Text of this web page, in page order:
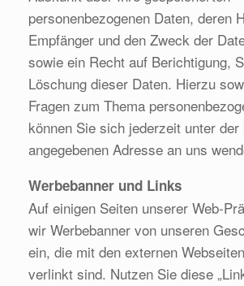
personenbezogenen Daten, deren
Empfänger und den Zweck der
sowie ein Recht auf Berichtigung,
Löschung dieser Daten. Hierzu
Fragen zum Thema
können Sie sich jederzeit unter
angegebenen Adresse an uns
Werbebanner und Links
Auf einigen Seiten unserer Web-
wir Werbebanner von unseren
ein, die mit den externen
verlinkt sind. Nutzen Sie diese